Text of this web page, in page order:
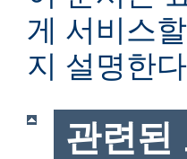
게 서비스
지 설명한
관련된